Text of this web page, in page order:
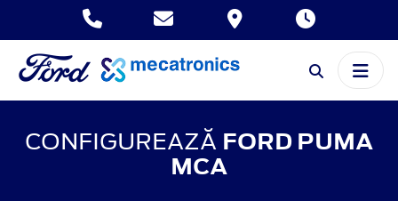
CONFIGUREAZĂ FORD PUMA
MCA